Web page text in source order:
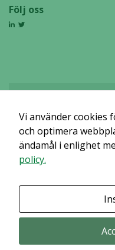
Följ oss
Det verkar som om dina
Vi använder cookies
och optimera
ändamål i enlighet
policy.